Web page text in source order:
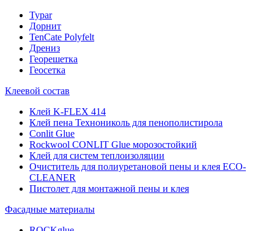
Typar
Дорнит
TenCate Polyfelt
Дрениз
Георешетка
Геосетка
Клеевой состав
Клей K-FLEX 414
Клей пена Технониколь для пенополистирола
Conlit Glue
Rockwool CONLIT Glue морозостойкий
Клей для систем теплоизоляции
Очиститель для полиуретановой пены и клея ECO-
CLEANER
Пистолет для монтажной пены и клея
Фасадные материалы